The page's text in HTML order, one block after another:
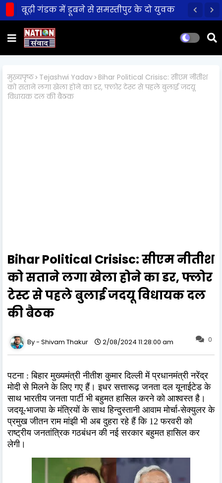
बूढ़ी गंडक में डूबने से समस्तीपुर के दो युवक
मुख्यपृष्ठ Tejashwi Yadav Bihar Political Crisisc: सीएम नीतीश
को सताने लगा खेला होने का डर, फ्लोर टेस्ट से पहले बुलाई जदयू
विधायक दल की बैठक
Bihar Political Crisisc: सीएम नीतीश
को सताने लगा खेला होने का डर, फ्लोर
टेस्ट से पहले बुलाई जदयू विधायक दल
की बैठक
0
Shivam Thakur 2/08/2024 11:28:00 am
पटना : बिहार मुख्यमंत्री नीतीश कुमार दिल्ली में प्रधानमंत्री नरेंद्र
मोदी से मिलने के लिए गए हैं। इधर सत्तारूढ़ जनता दल यूनाईटेड के
साथ भारतीय जनता पार्टी भी बहुमत हासिल करने को आश्वस्त है।
जदयू-भाजपा के मंत्रियों के साथ हिन्दुस्तानी आवाम मोर्चा-सेक्युलर के
प्रमुख जीतन राम मांझी भी अब दुहरा रहे हैं कि 12 फरवरी को
राष्ट्रीय जनतांत्रिक गठबंधन की नई सरकार बहुमत हासिल कर
लेगी।